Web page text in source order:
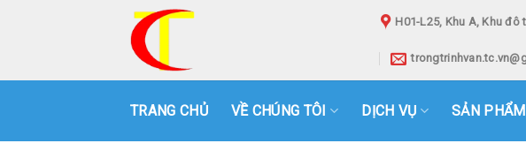
H01-L25, Khu A, Khu
TRANG CHỦ VỀ CHÚNG TÔI DỊCH VỤ SẢN PHẨM